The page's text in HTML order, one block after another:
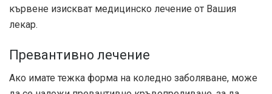
кървене изискват медицинско лечение от Вашия
лекар.
Превантивно лечение
Ако имате тежка форма на коледно заболяване, може